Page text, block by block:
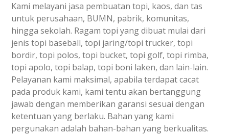
Kami melayani jasa pembuatan topi, kaos, dan tas
untuk perusahaan, BUMN, pabrik, komunitas,
hingga sekolah. Ragam topi yang dibuat mulai dari
jenis topi baseball, topi jaring/topi trucker, topi
bordir, topi polos, topi bucket, topi golf, topi rimba,
topi apolo, topi balap, topi boni laken, dan lain-lain.
Pelayanan kami maksimal, apabila terdapat cacat
pada produk kami, kami tentu akan bertanggung
jawab dengan memberikan garansi sesuai dengan
ketentuan yang berlaku. Bahan yang kami
pergunakan adalah bahan-bahan yang berkualitas.